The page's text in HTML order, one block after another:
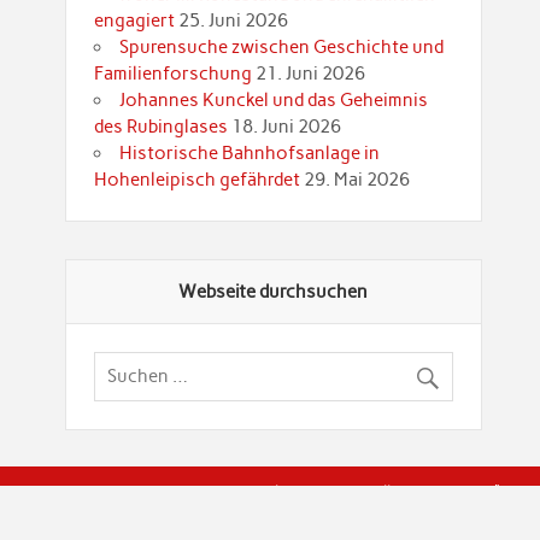
engagiert 25. Juni 2026
Spurensuche zwischen Geschichte und
Familienforschung 21. Juni 2026
Johannes Kunckel und das Geheimnis
des Rubinglases 18. Juni 2026
Historische Bahnhofsanlage in
Hohenleipisch gefährdet 29. Mai 2026
Webseite durchsuchen
© Brandenburgische Genealogische Gesellschaft (BGG)